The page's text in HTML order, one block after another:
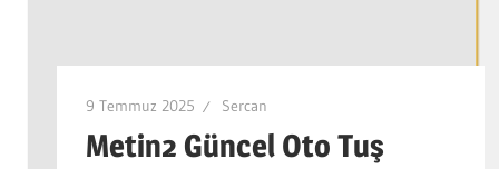
9 Temmuz 2025 Sercan
Metin2 Güncel Oto Tuş